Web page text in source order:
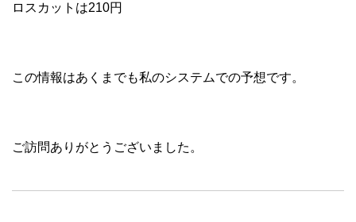
ロスカットは210円
この情報はあくまでも私のシステムでの予想です。
ご訪問ありがとうございました。